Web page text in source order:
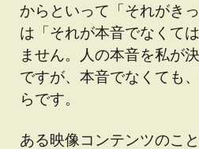
からといって「それがき
は「それが本音でなくて
ません。人の本音を私が
ですが、本音でなくても
らです。
ある映像コンテンツのこ